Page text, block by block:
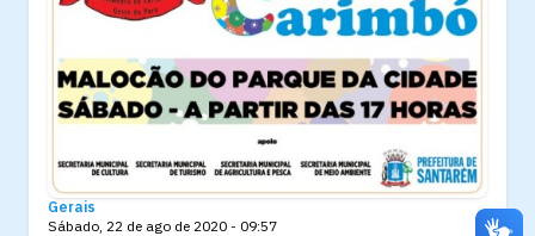
Gerais
Sábado, 22 de ago de 2020 - 09:57